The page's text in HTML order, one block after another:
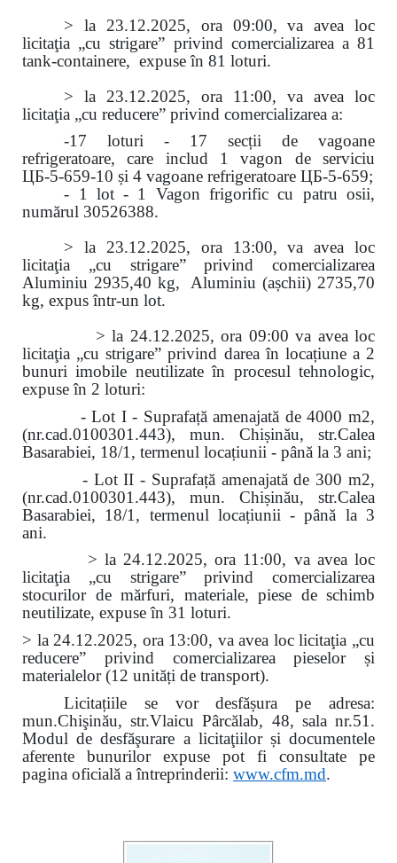
> la 23.12.2025, ora 09:00, va avea loc
licitaţia „cu strigare” privind comercializarea a 81
tank-containere, expuse în 81 loturi.
> la 23.12.2025, ora 11:00, va avea loc
licitaţia „cu reducere” privind comercializarea a:
-17 loturi - 17 secții de vagoane
refrigeratoare, care includ 1 vagon de serviciu
ЦБ-5-659-10 și 4 vagoane refrigeratoare ЦБ-5-659;
- 1 lot - 1 Vagon frigorific cu patru osii,
numărul 30526388.
> la 23.12.2025, ora 13:00, va avea loc
licitaţia „cu strigare” privind comercializarea
Aluminiu 2935,40 kg, Aluminiu (așchii) 2735,70
kg, expus într-un lot.
> la 24.12.2025, ora 09:00 va avea loc
licitaţia „cu strigare” privind darea în locațiune a 2
bunuri imobile neutilizate în procesul tehnologic,
expuse în 2 loturi:
- Lot I - Suprafață amenajată de 4000 m2,
(nr.cad.0100301.443), mun. Chișinău, str.Calea
Basarabiei, 18/1, termenul locațiunii - până la 3 ani;
- Lot II - Suprafață amenajată de 300 m2,
(nr.cad.0100301.443), mun. Chișinău, str.Calea
Basarabiei, 18/1, termenul locațiunii - până la 3
ani.
> la 24.12.2025, ora 11:00, va avea loc
licitaţia „cu strigare” privind comercializarea
stocurilor de mărfuri, materiale, piese de schimb
neutilizate, expuse în 31 loturi.
> la 24.12.2025, ora 13:00, va avea loc licitaţia „cu
reducere” privind comercializarea pieselor și
materialelor (12 unități de transport).
Licitațiile se vor desfășura pe adresa:
mun.Chişinău, str.Vlaicu Pârcălab, 48, sala nr.51.
Modul de desfăşurare a licitaţiilor și documentele
aferente bunurilor expuse pot fi consultate pe
pagina oficială a întreprinderii: www.cfm.md.